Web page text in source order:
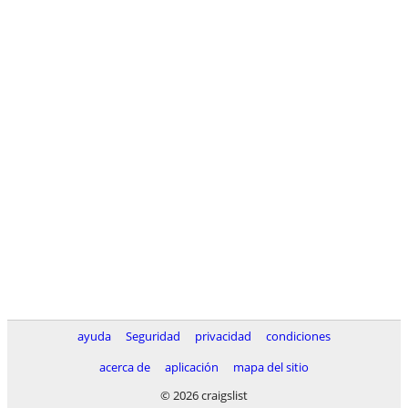
ayuda Seguridad privacidad
condiciones
acerca de
aplicación
mapa del sitio
© 2026 craigslist